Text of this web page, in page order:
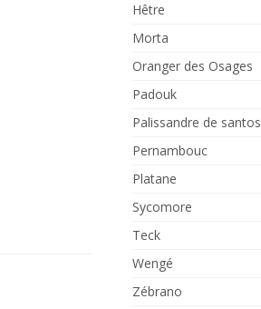
Hêtre
Morta
Oranger des Osages
Padouk
Palissandre de santos
Pernambouc
Platane
Sycomore
Teck
Wengé
Zébrano